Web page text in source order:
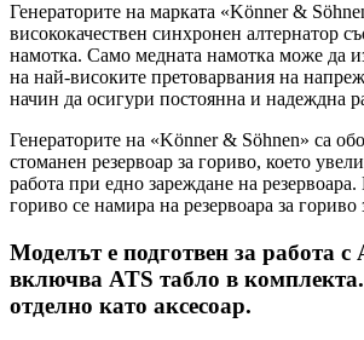
Генераторите на марката «Könner &
висококачествен синхронен алтернатор
намотка. Само медната намотка може да
на най-високите претоварвания на
начин да осигури постоянна и надеждна
Генераторите на «Könner & Söhnen» са
стоманен резервоар за гориво, което
работа при едно зареждане на
гориво се намира на резервоара за гориво
Моделът е подготвен за работа с
включва ATS табло в
отделно като аксесоар.